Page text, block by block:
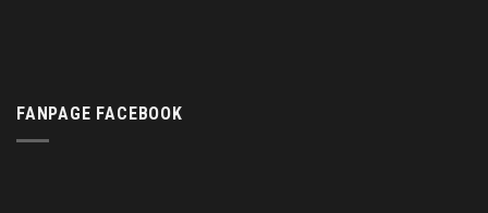
FANPAGE FACEBOOK